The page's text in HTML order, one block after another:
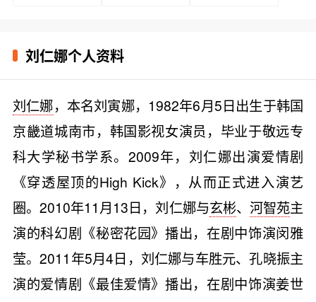
刘仁娜个人资料
刘仁娜，本名刘寅娜，1982年6月5日出生于韩国
京畿道城南市，韩国影视女演员，毕业于敬远专
科大学秘书学系。2009年，刘仁娜出演爱情剧
《穿透屋顶的High Kick》，从而正式进入演艺
圈。2010年11月13日，刘仁娜与玄彬、 河智苑主
演的科幻剧《秘密花园》播出，在剧中饰演闵雅
莹。2011年5月4日，刘仁娜与车胜元、孔晓振主
演的爱情剧《最佳爱情》播出，在剧中饰演姜世